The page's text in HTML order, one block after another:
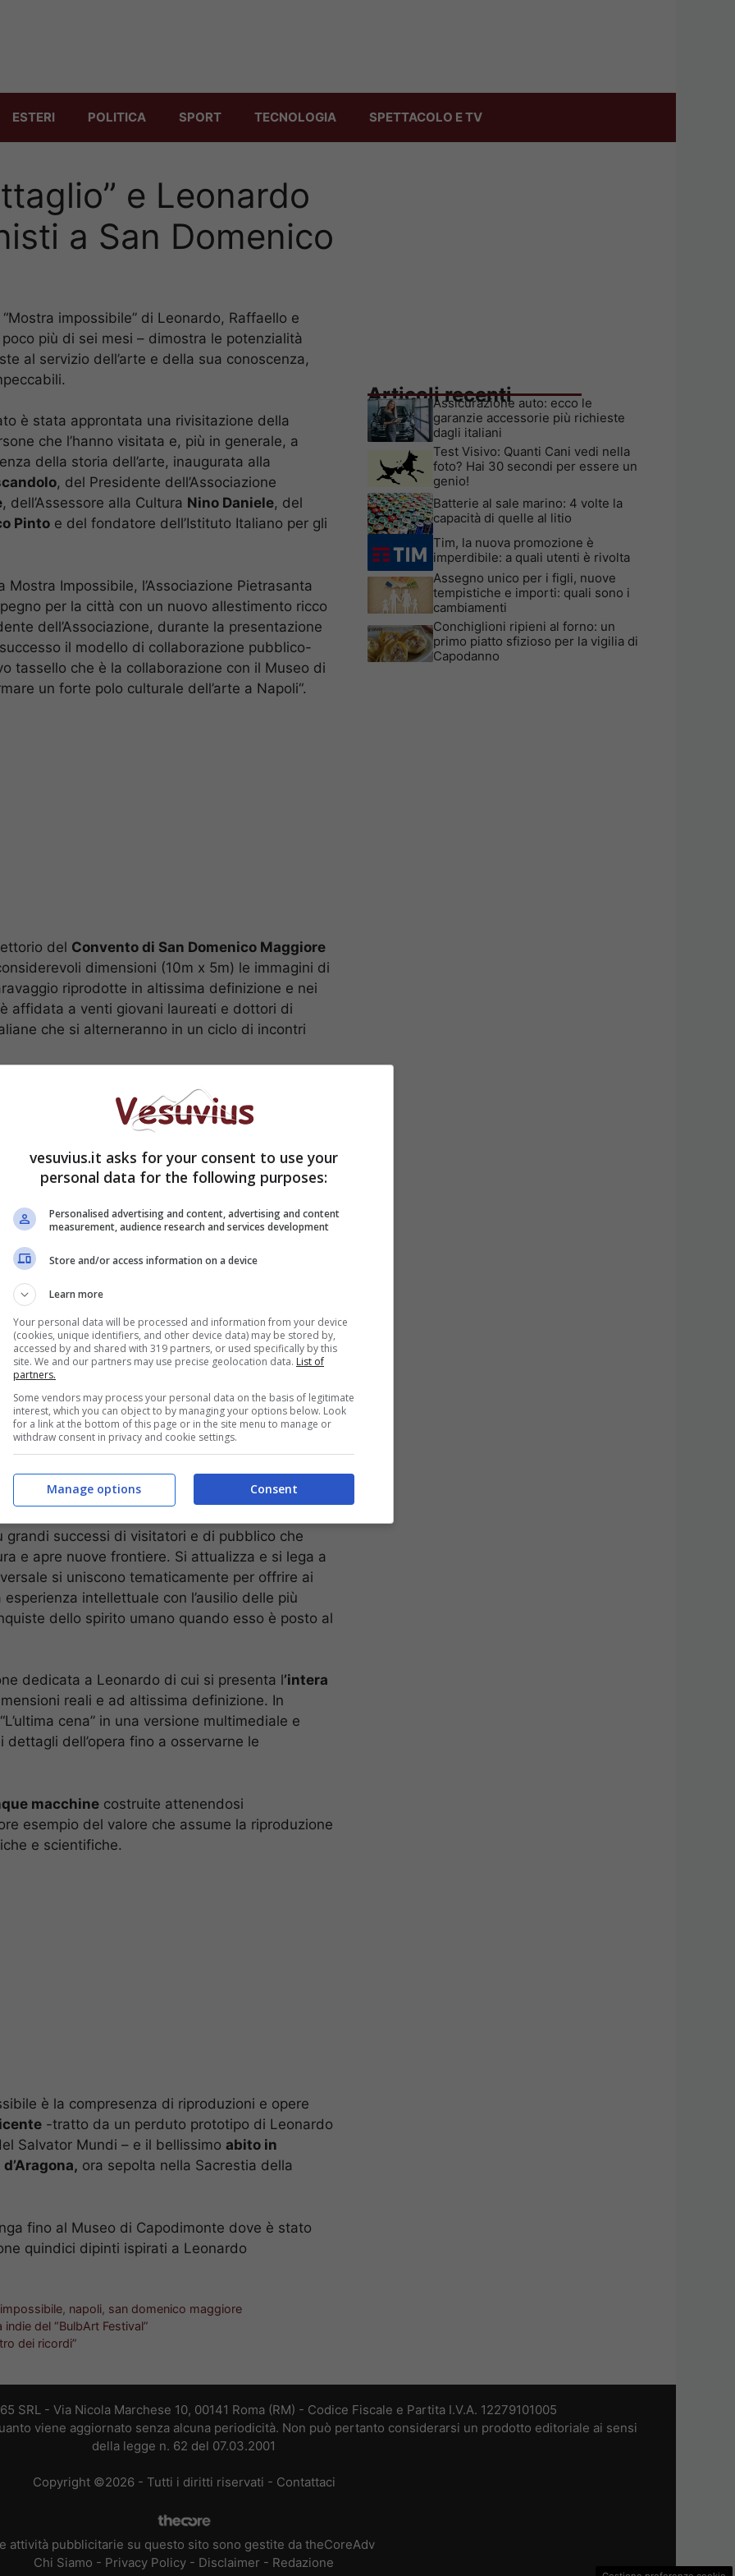
ESTERI POLITICA SPORT TECNOLOGIA SPETTACOLO E TV
e Leonardo
a San Domenico
impossibile” di Leonardo, Raffaello e
più di sei mesi – dimostra le potenzialità
al servizio dell’arte e della sua conoscenza,
è stata approntata una rivisitazione della
che l’hanno visitata e, più in generale, a
della storia dell’arte, inaugurata alla
, del Presidente dell’Associazione
, dell’Assessore alla Cultura Nino Daniele, del
Pinto e del fondatore dell’Istituto Italiano per gli
Mostra Impossibile, l’Associazione Pietrasanta
per la città con un nuovo allestimento ricco
dell’Associazione, durante la presentazione
il modello di collaborazione pubblico-
tassello che è la collaborazione con il Museo di
un forte polo culturale dell’arte a Napoli“.
del Convento di San Domenico Maggiore
dimensioni (10m x 5m) le immagini di
riprodotte in altissima definizione e nei
affidata a venti giovani laureati e dottori di
che si alterneranno in un ciclo di incontri
alla proiezione di film, fiction e
secolo: dal primo Caravaggio interpretato da
da Dario Fo espressamente per il
– ha dichiarato Renato Parascandolo,
di trasformare il convento di San Domenico in
tra la Rai, il Comune di Napoli,
Pietrasanta Polo Culturale”.
si sofferma l’Assessore alla Cultura Nino
grandi successi di visitatori e di pubblico che
e apre nuove frontiere. Si attualizza e si lega a
si uniscono tematicamente per offrire ai
intellettuale con l’ausilio delle più
dello spirito umano quando esso è posto al
dedicata a Leonardo di cui si presenta l’intera
reali e ad altissima definizione. In
cena” in una versione multimediale e
dell’opera fino a osservarne le
macchine costruite attenendosi
esempio del valore che assume la riproduzione
e scientifiche.
è la compresenza di riproduzioni e opere
-tratto da un perduto prototipo di Leonardo
Salvator Mundi – e il bellissimo abito in
ora sepolta nella Sacrestia della
fino al Museo di Capodimonte dove è stato
quindici dipinti ispirati a Leonardo
, napoli, san domenico maggiore
del “BulbArt Festival”
dei ricordi”
Articoli recenti
Assicurazione auto: ecco le
garanzie accessorie più richieste
dagli italiani
Test Visivo: Quanti Cani vedi nella
foto? Hai 30 secondi per essere un
genio!
Batterie al sale marino: 4 volte la
capacità di quelle al litio
Tim, la nuova promozione è
imperdibile: a quali utenti è rivolta
Assegno unico per i figli, nuove
tempistiche e importi: quali sono i
cambiamenti
Conchiglioni ripieni al forno: un
primo piatto sfizioso per la vigilia di
Capodanno
SRL - Via Nicola Marchese 10, 00141 Roma (RM) - Codice Fiscale e Partita I.V.A. 12279101005
viene aggiornato senza alcuna periodicità. Non può pertanto considerarsi un prodotto editoriale ai sensi
della legge n. 62 del 07.03.2001
Copyright ©2026 - Tutti i diritti riservati - Contattaci
attività pubblicitarie su questo sito sono gestite da theCoreAdv
Chi Siamo - Privacy Policy - Disclaimer - Redazione
vesuvius.it asks for your consent to use your
personal data for the following purposes:
Personalised advertising and content, advertising and content
measurement, audience research and services development
Store and/or access information on a device
Learn more
Your personal data will be processed and information from your device
(cookies, unique identifiers, and other device data) may be stored by,
accessed by and shared with 319 partners, or used specifically by this
site. We and our partners may use precise geolocation data. List of
partners.
Some vendors may process your personal data on the basis of legitimate
interest, which you can object to by managing your options below. Look
for a link at the bottom of this page or in the site menu to manage or
withdraw consent in privacy and cookie settings.
Consent
Manage options